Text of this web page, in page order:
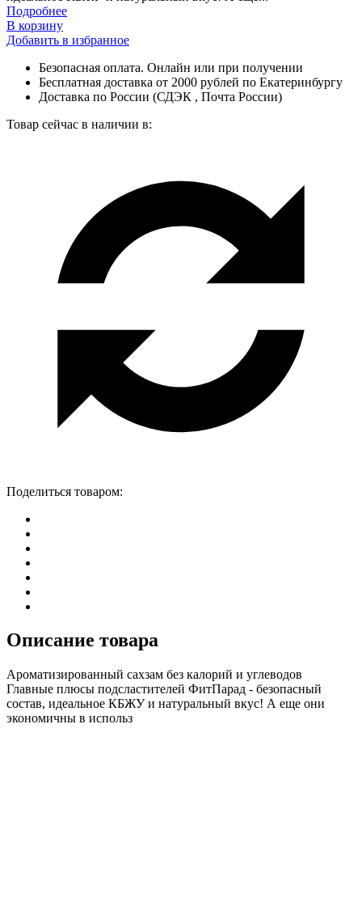
Подробнее
В корзину
Добавить в избранное
Безопасная оплата. Онлайн или при получении
Бесплатная доставка от 2000 рублей по Екатеринбургу
Доставка по России (СДЭК , Почта России)
Товар сейчас в наличии в:
Поделиться товаром:
Описание товара
Ароматизированный сахзам без калорий и углеводов
Главные плюсы подсластителей ФитПарад - безопасный
состав, идеальное КБЖУ и натуральный вкус! А еще они
экономичны в использ